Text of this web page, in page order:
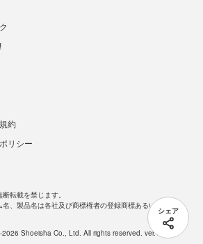
シェア
約
リシー
転載を禁じます。
、製品名は各社及び商標権者の登録商標あるいは商標で
Shoeisha Co., Ltd. All rights reserved. ver.1.5